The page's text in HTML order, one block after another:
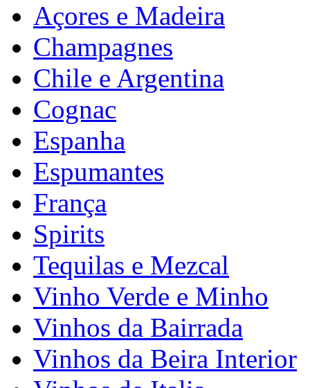
Açores e Madeira
Champagnes
Chile e Argentina
Cognac
Espanha
Espumantes
França
Spirits
Tequilas e Mezcal
Vinho Verde e Minho
Vinhos da Bairrada
Vinhos da Beira Interior